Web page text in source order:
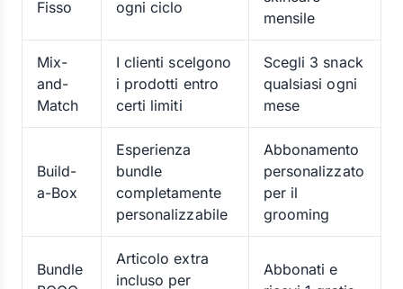
Fisso
ogni ciclo
mensile
Mix-
and-
Match
I clienti scelgono
i prodotti entro
certi limiti
Scegli 3 snack
qualsiasi ogni
mese
Build-
a-Box
Esperienza
bundle
completamente
personalizzabile
Abbonamento
personalizzato
per il
grooming
Bundle
Articolo extra
incluso per
Abbonati e